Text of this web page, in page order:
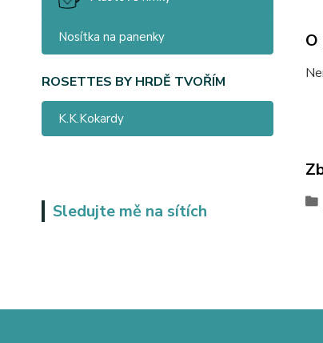
Nosítka na panenky
ROSETTES BY HRDĚ TVOŘÍM
K.K.Kokardy
Sledujte mě na sítích